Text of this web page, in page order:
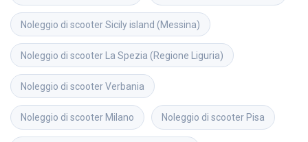
Noleggio di scooterSicily island (Messina)
Noleggio di scooter La Spezia (Regione Liguria)
Noleggio di scooterVerbania
Noleggio di scooter Milano Noleggio di scooter Pisa